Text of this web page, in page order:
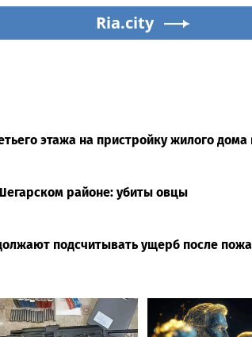
Ria.city
этажа на пристройку жилого дома
районе: убиты овцы
подсчитывать ущерб после